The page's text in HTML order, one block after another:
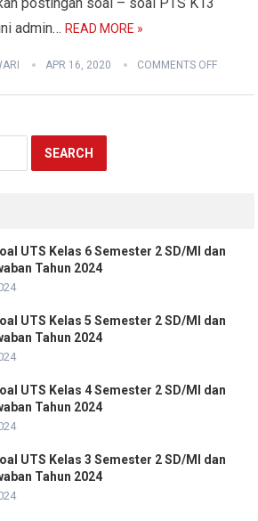
admin…READ MORE »
APR 16, 2020 COMMENTS OFF
UTS Kelas 6 Semester 2 SD/MI dan
Tahun 2024
UTS Kelas 5 Semester 2 SD/MI dan
Tahun 2024
UTS Kelas 4 Semester 2 SD/MI dan
Tahun 2024
UTS Kelas 3 Semester 2 SD/MI dan
Tahun 2024